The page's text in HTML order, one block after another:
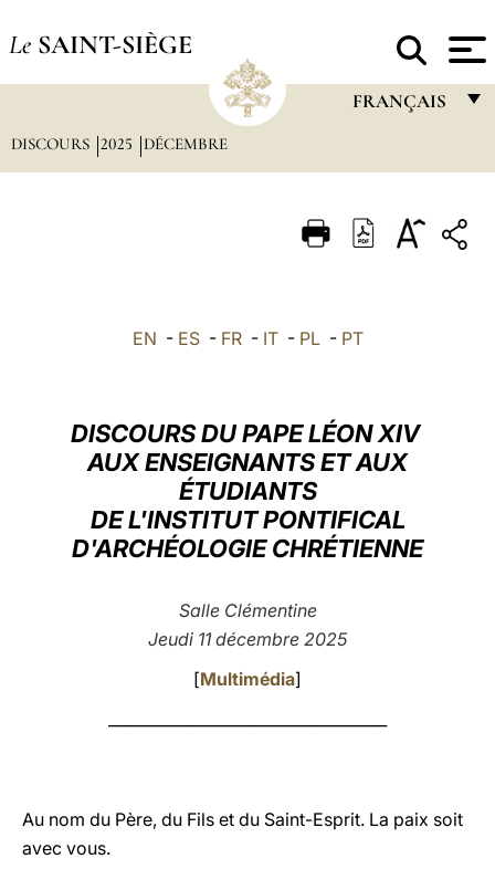
Le SAINT-SIÈGE
FRANÇAIS
ITALIANO
العربيّة
LATINE
DISCOURS 2025 DÉCEMBRE
EN - ES- FR- IT- PL- PT
DISCOURS DU PAPE LÉON XIV
AUX ENSEIGNANTS ET AUX
ÉTUDIANTS
DE L'INSTITUT PONTIFICAL
D'ARCHÉOLOGIE CHRÉTIENNE
Salle Clémentine
Jeudi 11 décembre 2025
[Multimédia]
Au nom du Père, du Fils et du Saint-Esprit. La paix soit
avec vous.